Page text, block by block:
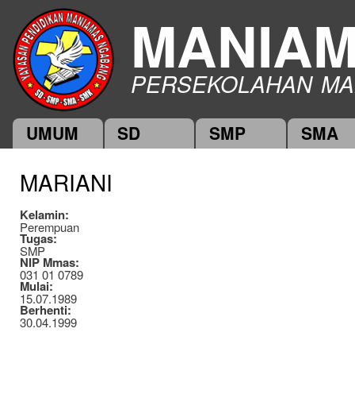
PERSEKOLAHAN
Main menu
UMUM SD SMP SMA
MARIANI
Kelamin:
Perempuan
Tugas:
SMP
NIP Mmas:
031 01 0789
Mulai:
15.07.1989
Berhenti:
30.04.1999